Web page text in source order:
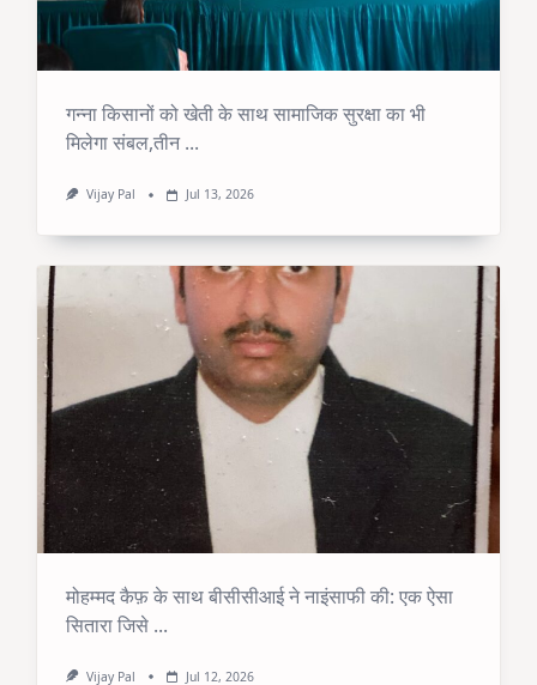
गन्ना किसानों को खेती के साथ सामाजिक सुरक्षा का भी
मिलेगा संबल,तीन ...
Vijay Pal Jul 13, 2026
मोहम्मद कैफ़ के साथ बीसीसीआई ने नाइंसाफी की: एक ऐसा
सितारा जिसे ...
Vijay Pal Jul 12, 2026